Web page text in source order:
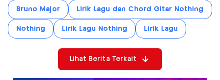
Bruno Major Lirik Lagu dan Chord Gitar Nothing
Nothing Lirik Lagu Nothing Lirik Lagu
Lihat Berita Terkait